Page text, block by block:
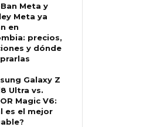
Meta y
Meta ya
en
precios,
y dónde
Galaxy Z
Ultra vs.
Magic V6:
es el mejor